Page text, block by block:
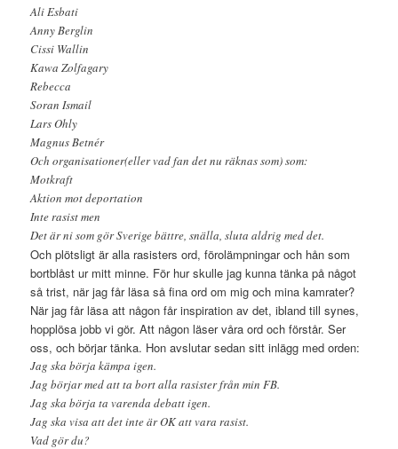
Ali Esbati
Anny Berglin
Cissi Wallin
Kawa Zolfagary
Rebecca
Soran Ismail
Lars Ohly
Magnus Betnér
Och organisationer(eller vad fan det nu räknas som) som:
Motkraft
Aktion mot deportation
Inte rasist men
Det är ni som gör Sverige bättre, snälla, sluta aldrig med det.
Och plötsligt är alla rasisters ord, förolämpningar och hån som
bortblåst ur mitt minne. För hur skulle jag kunna tänka på något
så trist, när jag får läsa så fina ord om mig och mina kamrater?
När jag får läsa att någon får inspiration av det, ibland till synes,
hopplösa jobb vi gör. Att någon läser våra ord och förstår. Ser
oss, och börjar tänka. Hon avslutar sedan sitt inlägg med orden:
Jag ska börja kämpa igen.
Jag börjar med att ta bort alla rasister från min FB.
Jag ska börja ta varenda debatt igen.
Jag ska visa att det inte är OK att vara rasist.
Vad gör du?